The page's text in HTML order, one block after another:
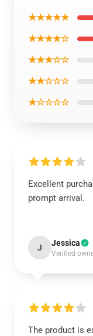
★★★★★
★★★★☆
★★★☆☆
★★☆☆☆
★☆☆☆☆
Excellent
prompt arrival.
J Jessica
Verified
The product is